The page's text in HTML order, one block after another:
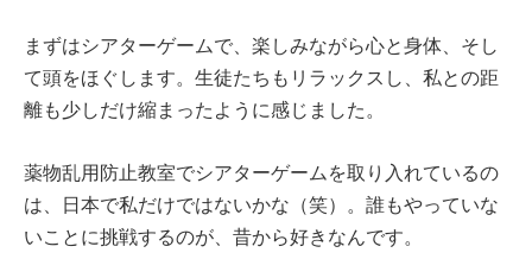
まずはシアターゲームで、楽しみながら心と身体、そし
て頭をほぐします。生徒たちもリラックスし、私との距
離も少しだけ縮まったように感じました。
薬物乱用防止教室でシアターゲームを取り入れているの
は、日本で私だけではないかな（笑）。誰もやっていな
いことに挑戦するのが、昔から好きなんです。